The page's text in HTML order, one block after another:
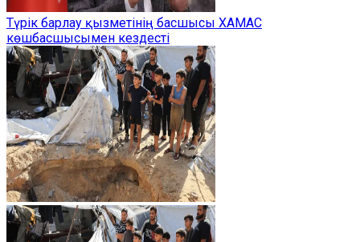
Түрік барлау қызметінің басшысы ХАМАС
көшбасшысымен кездесті